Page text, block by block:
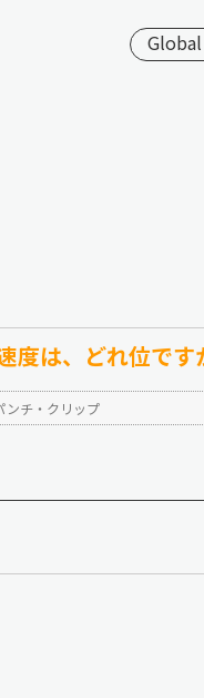
Global
度は、どれ位です
ンチ・クリップ